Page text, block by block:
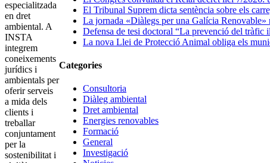
El Tribunal Suprem dicta sentència sobre els
La jornada «Diàlegs per una Galícia Renovable»
Defensa de tesi doctoral “La prevenció del tràfic
La nova Llei de Protecció Animal obliga els
Categories
Consultoria
Diàleg ambiental
Dret ambiental
Energies renovables
Formació
General
Investigació
especialitzada
en dret
ambiental. A
INSTA
integrem
coneixements
jurídics i
ambientals per
oferir serveis
a mida dels
clients i
treballar
conjuntament
per la
sostenibilitat i